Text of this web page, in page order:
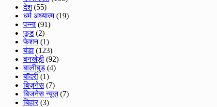
देश(55)
धर्म अध्यात्म(19)
पन्ना (91)
फूड (2)
फेशन(1)
बंडा (123)
बनखेड़ी (92)
बालीबुड (4)
बाॅदरी (1)
बिज़नेस (7)
बिजनेस न्यूज़(7)
बिहार(3)